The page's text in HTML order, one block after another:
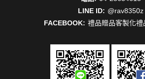
LINE ID: @rav8350z
FACEBOOK: 禮品贈品客製化禮